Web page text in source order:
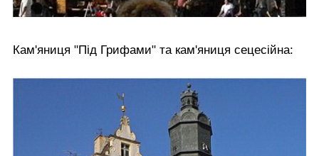
Кам'яниця "Під Грифами" та кам'яниця сецесійна: